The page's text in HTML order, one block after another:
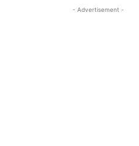
- Advertisement -